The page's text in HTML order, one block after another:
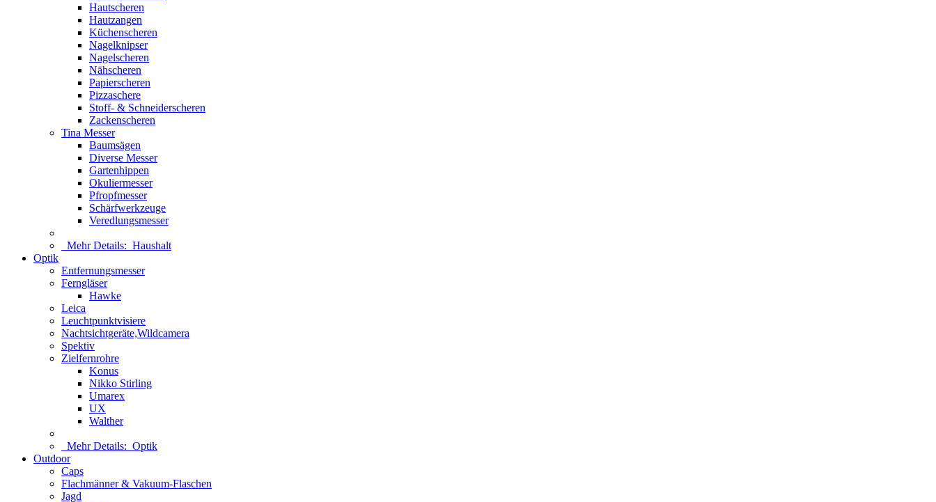
Hautscheren
Hautzangen
Küchenscheren
Nagelknipser
Nagelscheren
Nähscheren
Papierscheren
Pizzaschere
Stoff- & Schneiderscheren
Zackenscheren
Tina Messer
Baumsägen
Diverse Messer
Gartenhippen
Okuliermesser
Pfropfmesser
Schärfwerkzeuge
Veredlungsmesser
Mehr Details: Haushalt
Optik
Entfernungsmesser
Ferngläser
Hawke
Leica
Leuchtpunktvisiere
Nachtsichtgeräte,Wildcamera
Spektiv
Zielfernrohre
Konus
Nikko Stirling
Umarex
UX
Walther
Mehr Details: Optik
Outdoor
Caps
Flachmänner & Vakuum-Flaschen
Jagd